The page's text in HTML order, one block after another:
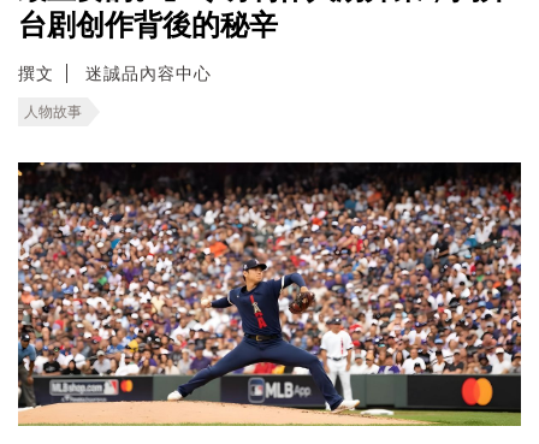
台剧创作背後的秘辛
撰文 迷誠品內容中心
人物故事